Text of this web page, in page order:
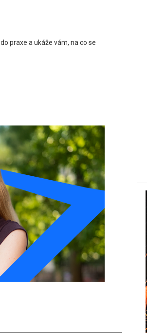
praxe a ukáže vám, na co se